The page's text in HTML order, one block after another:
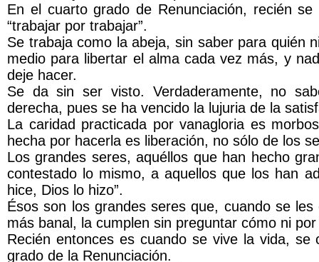
En el cuarto grado de Renunciación, recién
“trabajar por trabajar”.
Se trabaja como la abeja, sin saber para quién
medio para libertar el alma cada vez más, y
deje hacer.
Se da sin ser visto. Verdaderamente, no
derecha, pues se ha vencido la lujuria de la
La caridad practicada por vanagloria es
hecha por hacerla es liberación, no sólo de los
Los grandes seres, aquéllos que han hecho
contestado lo mismo, a aquellos que los han
hice, Dios lo hizo”.
Ésos son los grandes seres que, cuando se
más banal, la cumplen sin preguntar cómo ni
Recién entonces es cuando se vive la vida,
grado de la Renunciación.